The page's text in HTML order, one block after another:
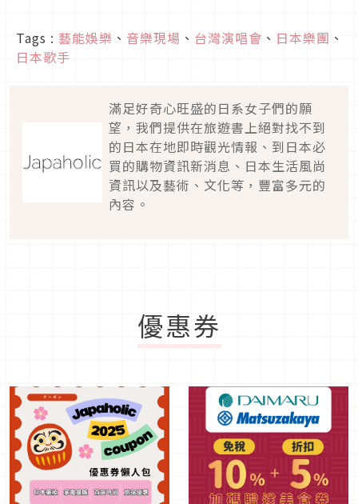
Tags : 藝能娛樂 、 音樂現場 、 台灣演唱會 、 日本樂團 、
日本歌手
滿足好奇心旺盛的日系女子們的願
望，我們提供在旅遊書上絕對找不到
的日本在地即時觀光情報、到日本必
買的購物資訊新消息、日本生活風尚
資訊以及藝術、文化等，豐富多元的
內容。
優惠券